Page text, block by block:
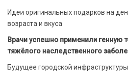
Идеи оригинальных подарков на
возраста и вкуса
Врачи успешно применили генную
тяжёлого наследственного
Будущее городской